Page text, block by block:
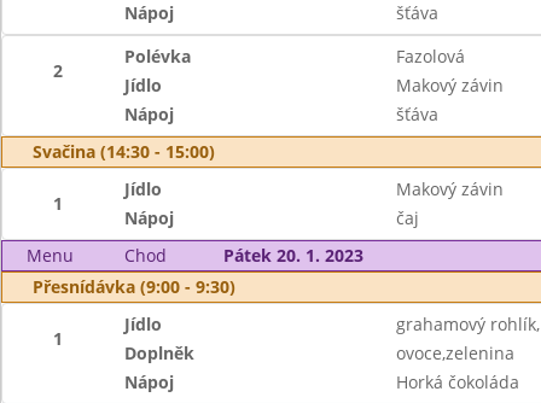
Nápoj
šťáva
2
Polévka
Fazolová
Jídlo
Makový závin
Nápoj
šťáva
Svačina (14:30 - 15:00)
1
Jídlo
Makový závin
Nápoj
čaj
Menu
Chod
Pátek 20. 1. 2023
Přesnídávka (9:00 - 9:30)
1
Jídlo
grahamový
Doplněk
ovoce,zelenina
Nápoj
Horká čokoláda